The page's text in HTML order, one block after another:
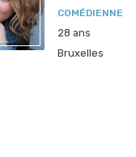
COMÉDIENNE
28 ans
Bruxelles